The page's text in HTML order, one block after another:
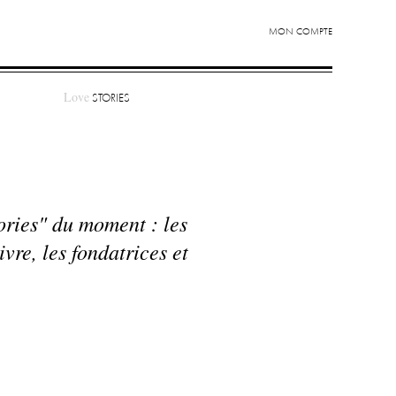
MON COMPTE
Love STORIES
du moment : les
les fondatrices et